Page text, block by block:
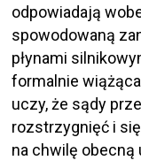
odpowiadają
spowodowaną
płynami
formalnie
uczy, że sądy
rozstrzygnięć i
na chwilę obecną